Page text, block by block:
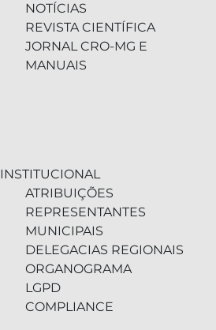
NOTÍCIAS
REVISTA CIENTÍFICA
JORNAL CRO-MG E
MANUAIS
INSTITUCIONAL
ATRIBUIÇÕES
REPRESENTANTES
MUNICIPAIS
DELEGACIAS REGIONAIS
ORGANOGRAMA
LGPD
COMPLIANCE